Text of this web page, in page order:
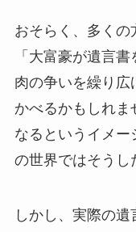
おそらく、多くの
「大富豪が遺言
肉の争いを繰り
かべるかもしれま
なるというイメー
の世界ではそうし
しかし、実際の